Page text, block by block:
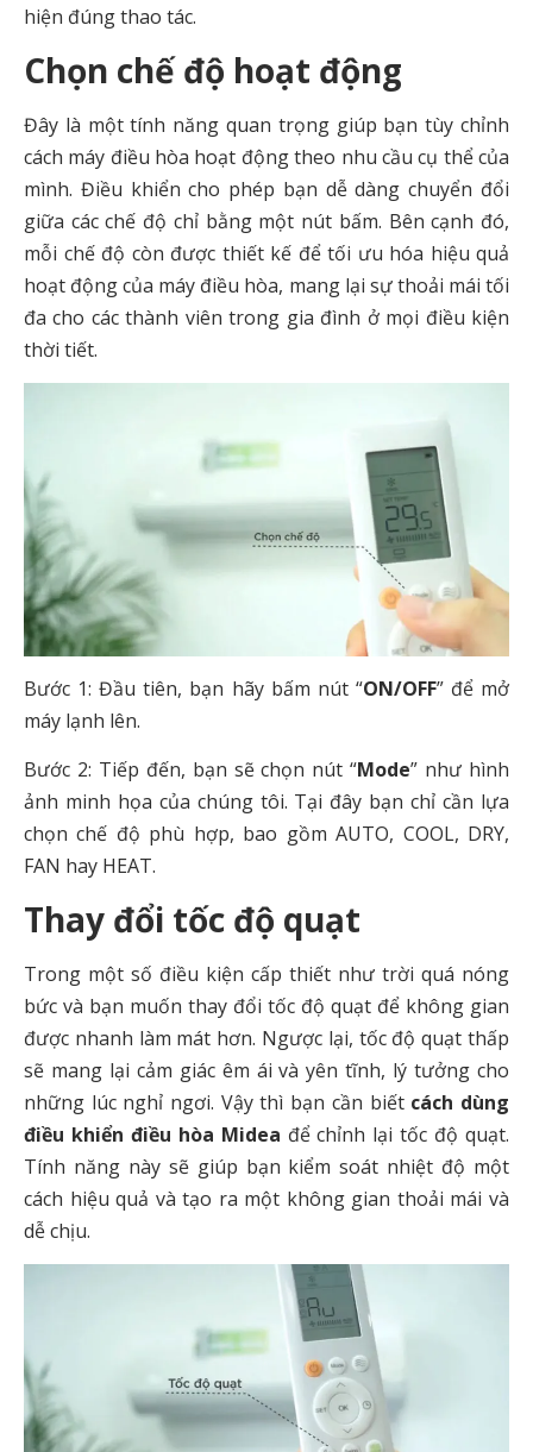
hiện đúng thao tác.
Chọn chế độ hoạt động
Đây là một tính năng quan trọng giúp bạn tùy chỉnh
cách máy điều hòa hoạt động theo nhu cầu cụ thể của
mình. Điều khiển cho phép bạn dễ dàng chuyển đổi
giữa các chế độ chỉ bằng một nút bấm. Bên cạnh đó,
mỗi chế độ còn được thiết kế để tối ưu hóa hiệu quả
hoạt động của máy điều hòa, mang lại sự thoải mái tối
đa cho các thành viên trong gia đình ở mọi điều kiện
thời tiết.
Bước 1: Đầu tiên, bạn hãy bấm nút “ON/OFF” để mở
máy lạnh lên.
Bước 2: Tiếp đến, bạn sẽ chọn nút “Mode” như hình
ảnh minh họa của chúng tôi. Tại đây bạn chỉ cần lựa
chọn chế độ phù hợp, bao gồm AUTO, COOL, DRY,
FAN hay HEAT.
Thay đổi tốc độ quạt
Trong một số điều kiện cấp thiết như trời quá nóng
bức và bạn muốn thay đổi tốc độ quạt để không gian
được nhanh làm mát hơn. Ngược lại, tốc độ quạt thấp
sẽ mang lại cảm giác êm ái và yên tĩnh, lý tưởng cho
những lúc nghỉ ngơi. Vậy thì bạn cần biết cách dùng
điều khiển điều hòa Midea để chỉnh lại tốc độ quạt.
Tính năng này sẽ giúp bạn kiểm soát nhiệt độ một
cách hiệu quả và tạo ra một không gian thoải mái và
dễ chịu.